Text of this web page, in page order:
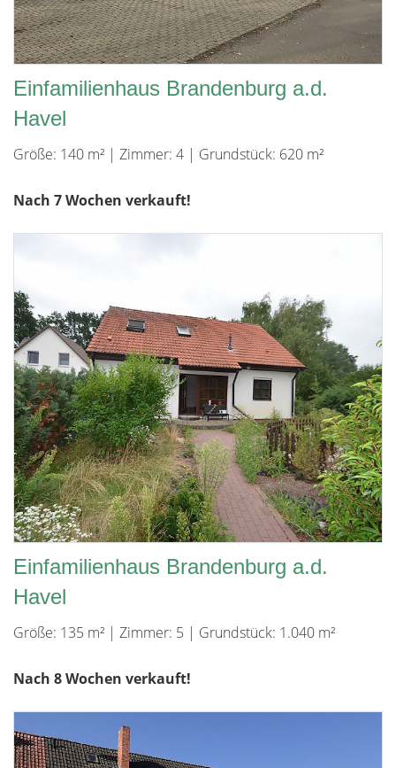
Einfamilienhaus Brandenburg a.d.
Havel
Größe: 140 m² | Zimmer: 4 | Grundstück: 620 m²
Nach 7 Wochen verkauft!
Einfamilienhaus Brandenburg a.d.
Havel
Größe: 135 m² | Zimmer: 5 | Grundstück: 1.040 m²
Nach 8 Wochen verkauft!